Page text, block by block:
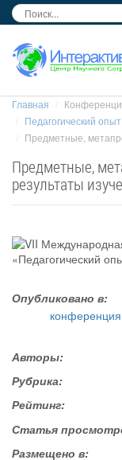
Главная
Педагогический
Предметные,
Предметные,
результаты
Опубликовано в:
Авторы:
Рубрика:
Рейтинг:
Статья
Размещено в: